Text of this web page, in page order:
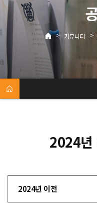
> 커뮤니티 >
2024년
2024년 이전